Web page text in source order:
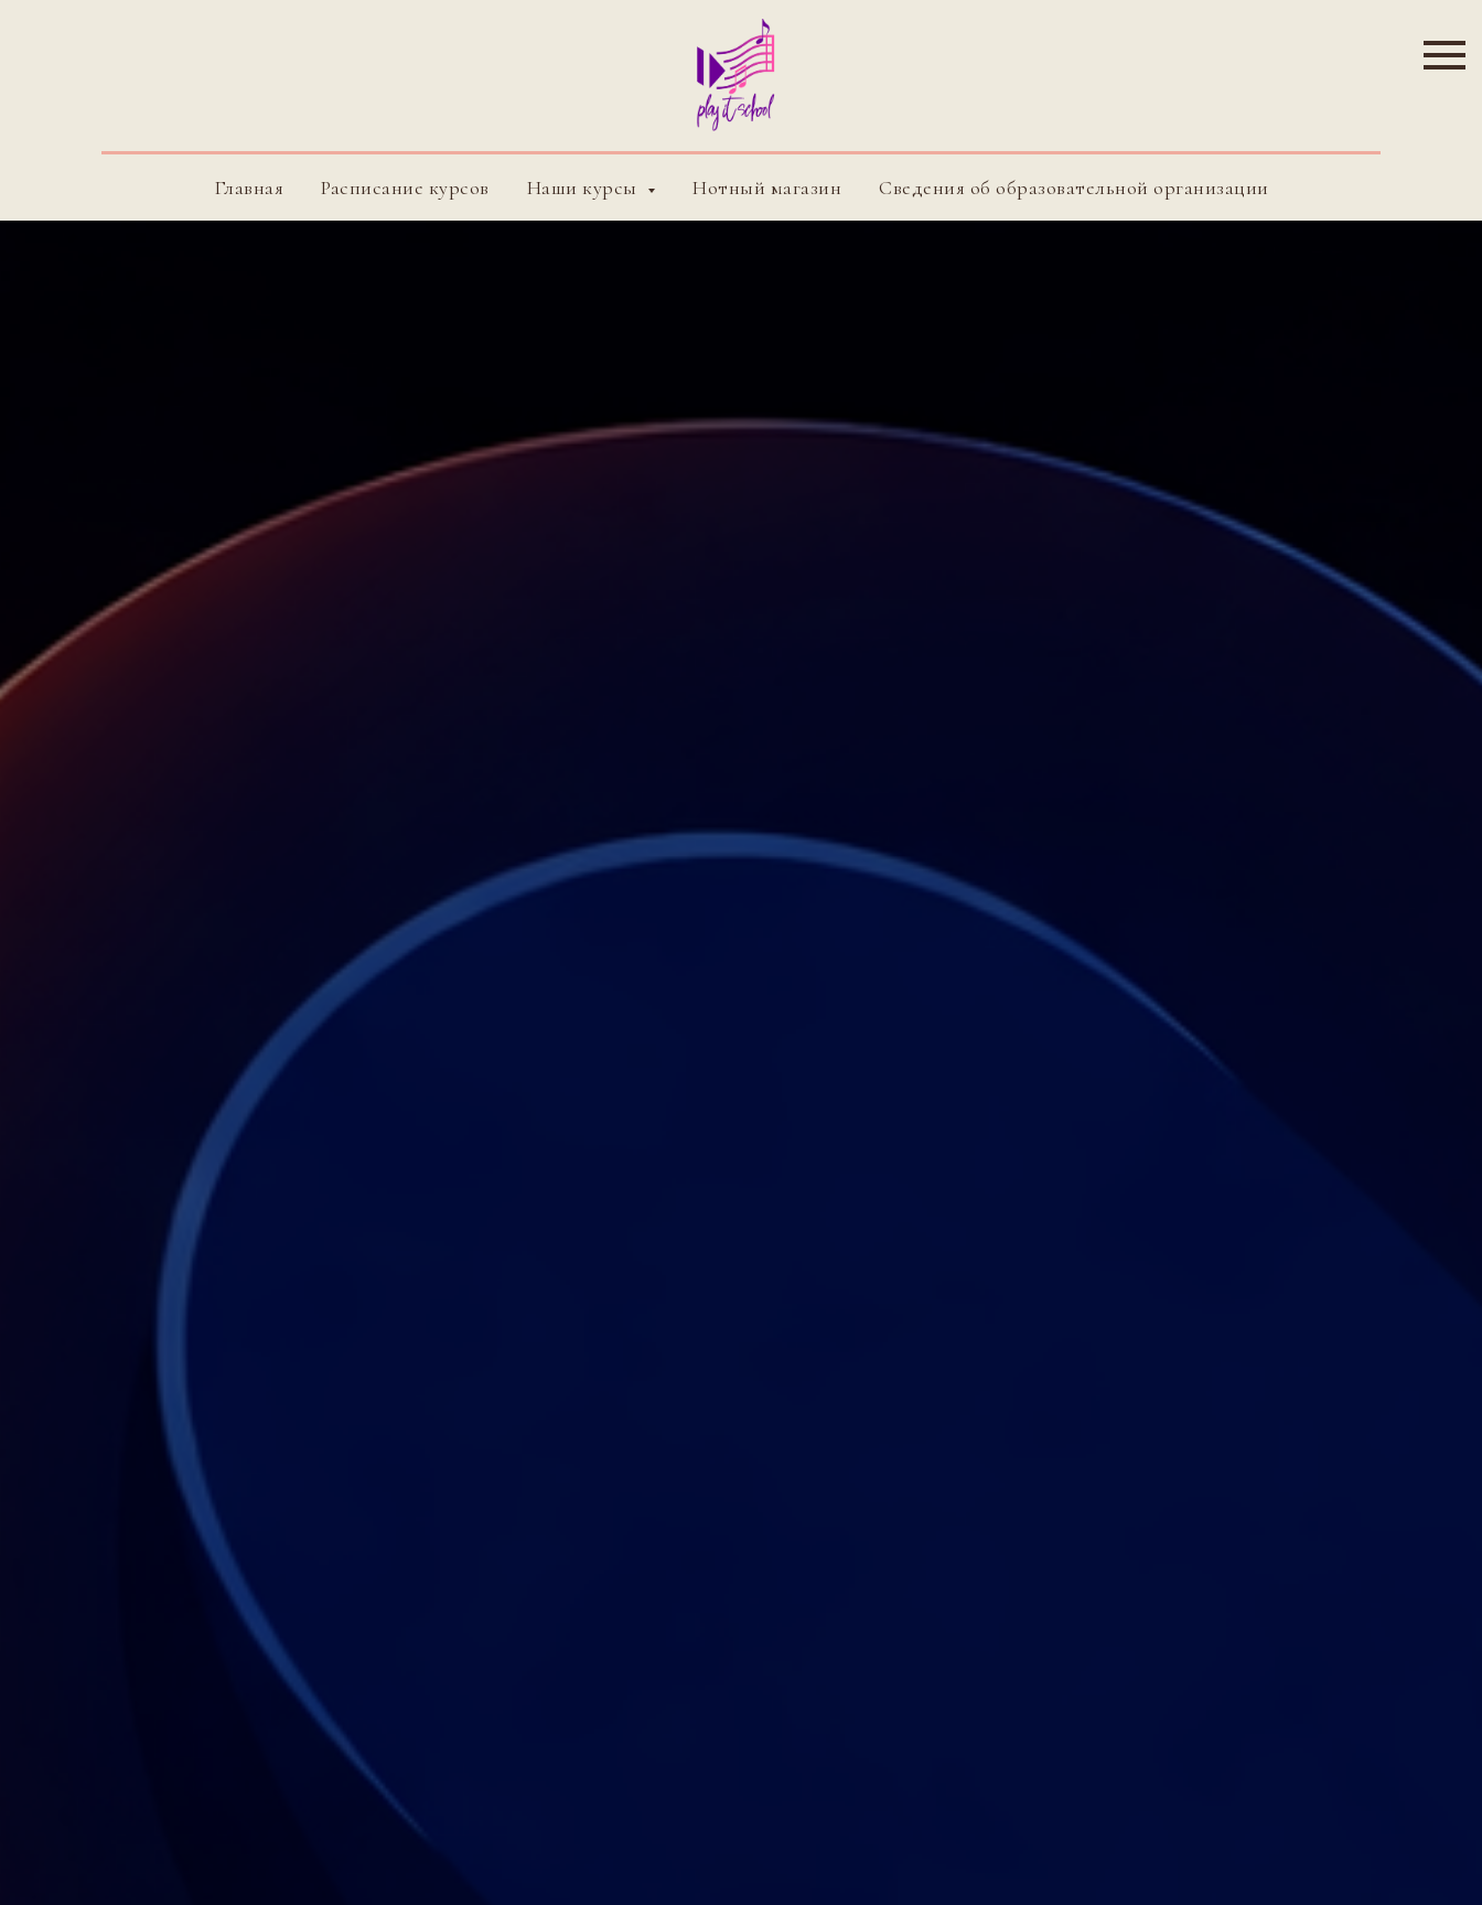
Главная Расписание курсов Наши курсы Нотный магазин Сведения об образовательной организации